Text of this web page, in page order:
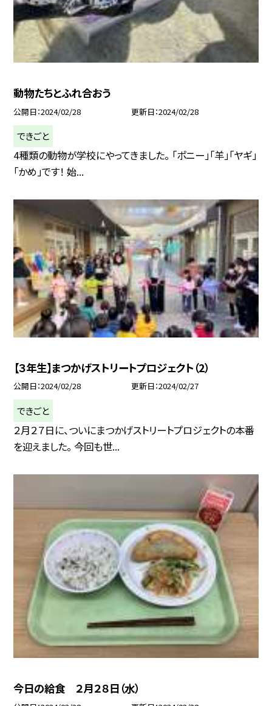
動物たちとふれ合おう
公開日 2024/02/28 更新日 2024/02/28
できごと
4種類の動物が学校にやってきました。 「ポニー」「羊」「ヤギ」
「かめ」です！ 始...
【３年生】まつかげストリートプロジェクト（2）
公開日 2024/02/28 更新日 2024/02/27
できごと
２月２７日に、ついにまつかげストリートプロジェクトの本番
を迎えました。 今回も世...
今日の給食 ２月２８日（水）